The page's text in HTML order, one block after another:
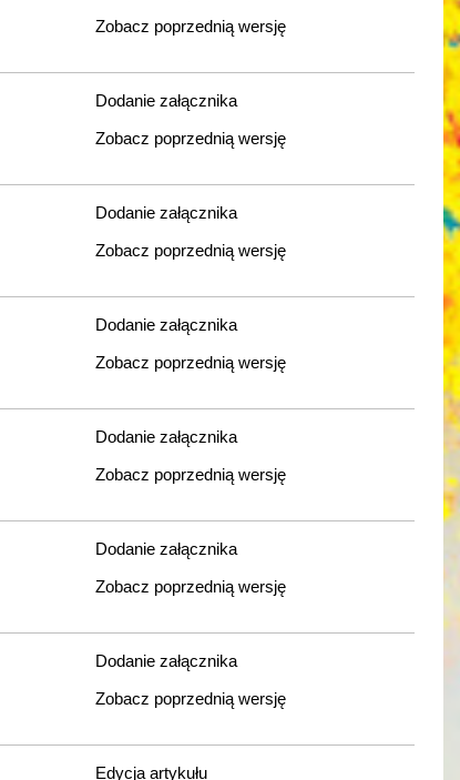
Zobacz poprzednią wersję
Dodanie załącznika
Zobacz poprzednią wersję
Dodanie załącznika
Zobacz poprzednią wersję
Dodanie załącznika
Zobacz poprzednią wersję
Dodanie załącznika
Zobacz poprzednią wersję
Dodanie załącznika
Zobacz poprzednią wersję
Dodanie załącznika
Zobacz poprzednią wersję
Edycja artykułu